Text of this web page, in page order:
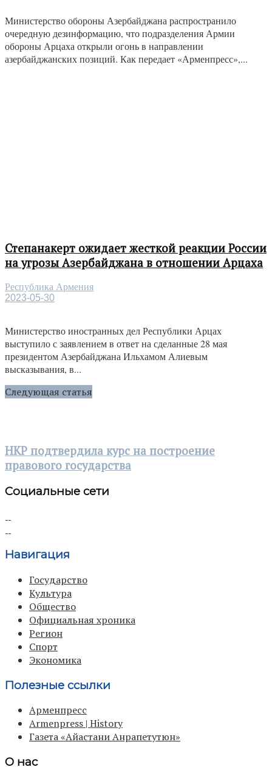
Министерство обороны Азербайджана распространило
очередную дезинформацию, что подразделения Армии
обороны Арцаха открыли огонь в направлении
азербайджанских позиций. Как передает «Арменпресс»,...
Степанакерт ожидает жесткой реакции России
на угрозы Азербайджана в отношении Арцаха
Республика Армения
2023-05-30
Министерство иностранных дел Республики Арцах
выступило с заявлением в ответ на сделанные 28 мая
президентом Азербайджана Ильхамом Алиевым
высказывания, в...
Следующая статья
НКР подтвердила курс на построение
правового государства
Социальные сети
Навигация
Государство
Культура
Общество
Официальная хроника
Регион
Спорт
Экономика
Полезные ссылки
Арменпресс
Armenpress | History
Газета «Айастани Анрапетутюн»
О нас